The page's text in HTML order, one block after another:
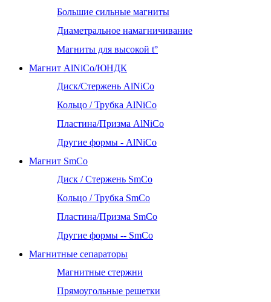
Большие сильные магниты
Диаметральное намагничивание
Магниты для высокой t°
Магнит AlNiCo/ЮНДК
Диск/Стержень AlNiCo
Кольцо / Трубка AlNiCo
Пластина/Призма AlNiCo
Другие формы - AlNiCo
Магнит SmCo
Диск / Стержень SmCo
Кольцо / Трубка SmCo
Пластина/Призма SmCo
Другие формы -- SmCo
Магнитные сепараторы
Магнитные стержни
Прямоугольные решетки